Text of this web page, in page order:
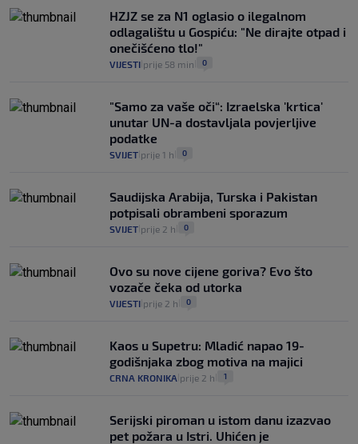
HZJZ se za N1 oglasio o ilegalnom
odlagalištu u Gospiću: "Ne dirajte otpad i
onečišćeno tlo!"
VIJESTI prije 58 min 0
"Samo za vaše oči“: Izraelska 'krtica'
unutar UN-a dostavljala povjerljive
podatke
SVIJET prije 1 h 0
Saudijska Arabija, Turska i Pakistan
potpisali obrambeni sporazum
SVIJET prije 2 h 0
Ovo su nove cijene goriva? Evo što
vozače čeka od utorka
VIJESTI prije 2 h 0
Kaos u Supetru: Mladić napao 19-
godišnjaka zbog motiva na majici
CRNA KRONIKA prije 2 h 1
Serijski piroman u istom danu izazvao
pet požara u Istri. Uhićen je